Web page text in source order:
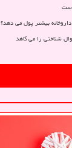
بیشتر پول می دهد؟
شناختی را می کاهد